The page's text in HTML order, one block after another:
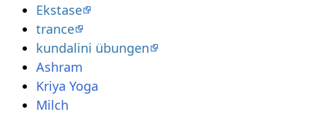
Ekstase
trance
kundalini übungen
Ashram
Kriya Yoga
Milch